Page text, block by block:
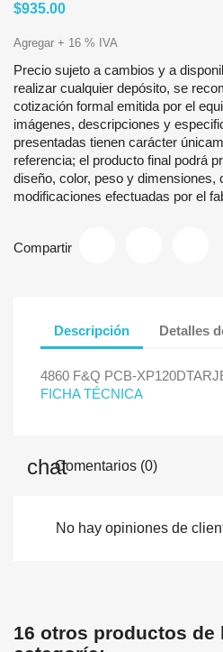
$935.00
Agregar + 16 % IVA
Precio sujeto a cambios y a
realizar cualquier depósito, se
cotización formal emitida por el
imágenes, descripciones y
presentadas tienen carácter
referencia; el producto final podrá
diseño, color, peso y dimensiones,
modificaciones efectuadas por el
Compartir
Descripción Detalles
4860 F&Q PCB-
FICHA TÉCNICA
Comentarios (0)
No hay opiniones de
16 otros productos de